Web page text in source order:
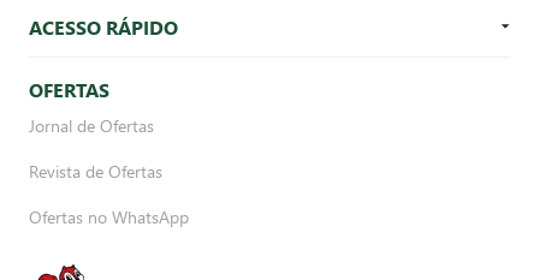
ACESSO RÁPIDO
OFERTAS
Jornal de Ofertas
Revista de Ofertas
Ofertas no WhatsApp